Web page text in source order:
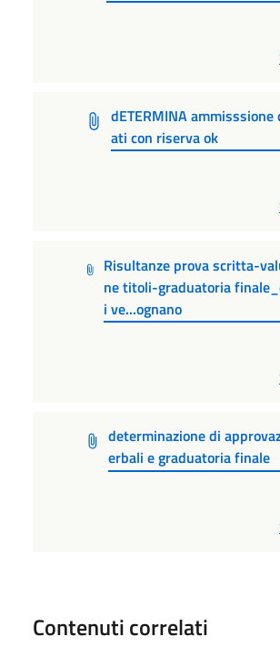
dETERMINA ammisssione
ati con riserva ok
Risultanze prova scritta-
ne titoli-graduatoria
i ve...ognano
determinazione di
erbali e graduatoria finale
Contenuti correlati